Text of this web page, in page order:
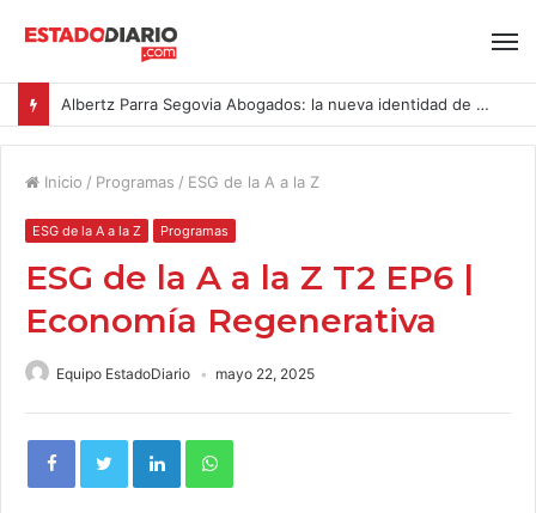
Albertz Parra Segovia Abogados: la nueva identidad de Segovia Consulting
Inicio / Programas / ESG de la A a la Z
ESG de la A a la Z Programas
ESG de la A a la Z T2 EP6 |
Economía Regenerativa
Equipo EstadoDiario mayo 22, 2025